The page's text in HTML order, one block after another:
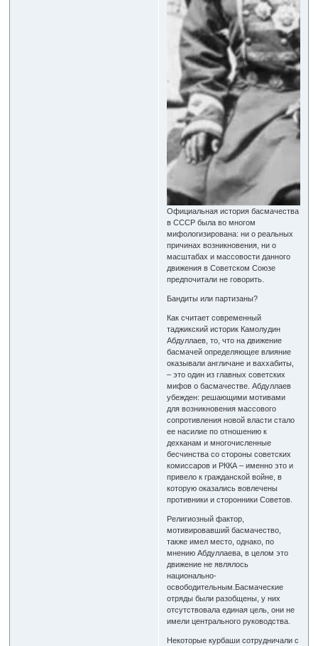
Официальная история басмачества
в СССР была во многом
мифологизирована: ни о реальных
причинах возникновения, ни о
масштабах и массовости данного
движения в Советском Союзе
предпочитали не говорить.
Бандиты или партизаны?
Как считает современный
таджикский историк Камолудин
Абдуллаев, то, что на движение
басмачей определяющее влияние
оказывали англичане и ваххабиты,
– это один из главных советских
мифов о басмачестве. Абдуллаев
убежден: решающими мотивами
для возникновения массового
сопротивления новой власти стало
ее насилие по отношению к
дехканам и многочисленные
бесчинства со стороны советских
комиссаров и РККА – именно это и
привело к гражданской войне, в
которую оказались вовлечены
противники и сторонники Советов.
Религиозный фактор,
мотивировавший басмачество,
также имел место, однако, по
мнению Абдуллаева, в целом это
движение не являлось
национально-
освободительным.Басмаческие
отряды были разобщены, у них
отсутствовала единая цель, они не
имели центрального руководства.
Некоторые курбаши сотрудничали с